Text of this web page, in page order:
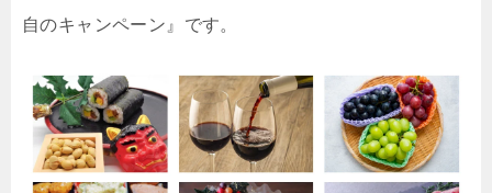
自のキャンペーン』です。